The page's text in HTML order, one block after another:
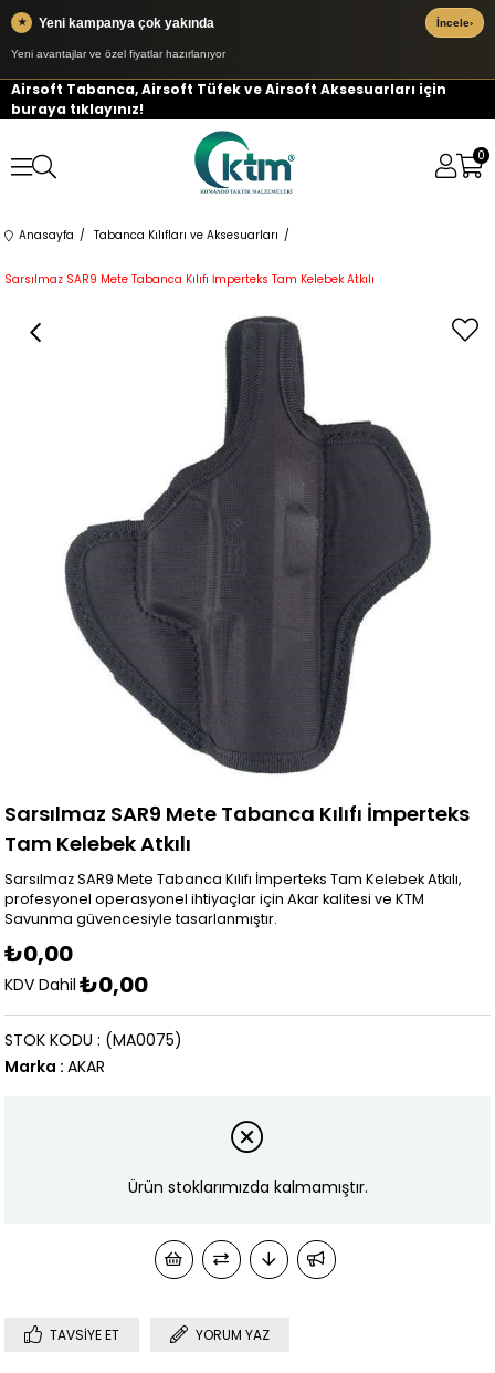
★ Yeni kampanya çok yakında
Yeni avantajlar ve özel fiyatlar hazırlanıyor
İncele›
Airsoft Tabanca, Airsoft Tüfek ve Airsoft Aksesuarları için
buraya tıklayınız!
0
Anasayfa Tabanca Kılıfları ve Aksesuarları
Sarsılmaz SAR9 Mete Tabanca Kılıfı İmperteks Tam Kelebek Atkılı
Sarsılmaz SAR9 Mete Tabanca Kılıfı İmperteks
Tam Kelebek Atkılı
Sarsılmaz SAR9 Mete Tabanca Kılıfı İmperteks Tam Kelebek Atkılı,
profesyonel operasyonel ihtiyaçlar için Akar kalitesi ve KTM
Savunma güvencesiyle tasarlanmıştır.
₺0,00
KDV Dahil ₺0,00
(MA0075)
STOK KODU
Marka : AKAR
Ürün stoklarımızda kalmamıştır.
TAVSIYE ET YORUM YAZ